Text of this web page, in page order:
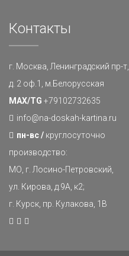
Контакты
г. Москва, Ленинградский пр-т,
д. 2 оф.1, м.Белорусская
MAX/TG +79102732635
info@na-doskah-kartina.ru
пн-вс / круглосуточно
производство:
МО, г. Лосино-Петровский,
ул. Кирова, д.9А, к2;
г. Курск, пр. Кулакова, 1В